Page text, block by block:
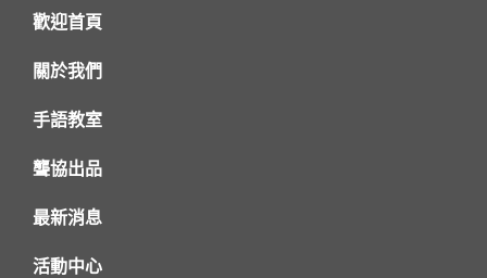
歡迎首頁
關於我們
手語教室
聾協出品
最新消息
活動中心